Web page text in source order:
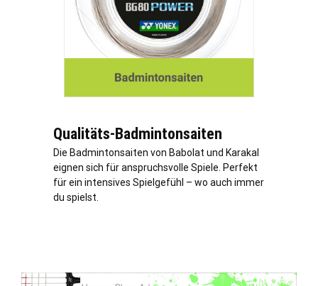
Qualitäts-Badmintonsaiten
Die Badmintonsaiten von Babolat und Karakal
eignen sich für anspruchsvolle Spiele. Perfekt
für ein intensives Spielgefühl – wo auch immer
du spielst.